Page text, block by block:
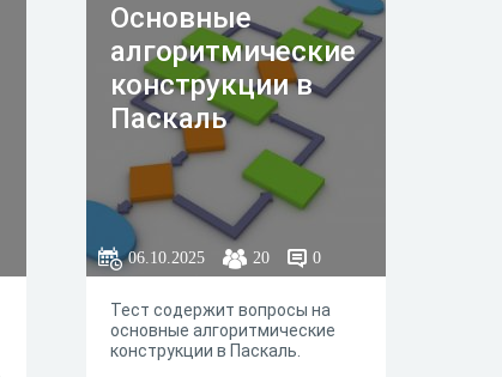
Основные
алгоритмические
конструкции в
Паскаль
06.10.2025 20 0
Тест содержит вопросы на
основные алгоритмические
конструкции в Паскаль.